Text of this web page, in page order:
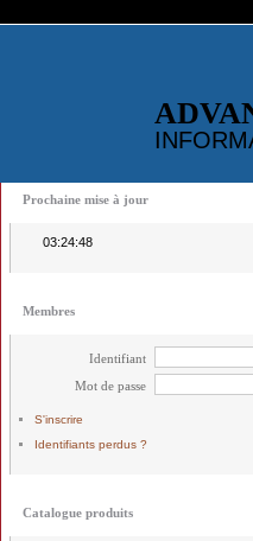
Prochaine mise à jour
03:24:48
Membres
Identifiant
Mot de passe
S'inscrire
Identifiants perdus ?
Catalogue produits